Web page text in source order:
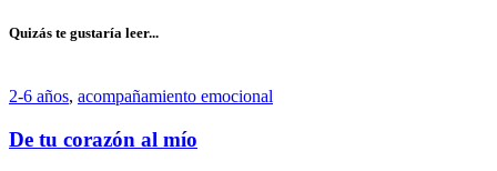
Quizás te gustaría leer...
2-6 años, acompañamiento emocional
De tu corazón al mío